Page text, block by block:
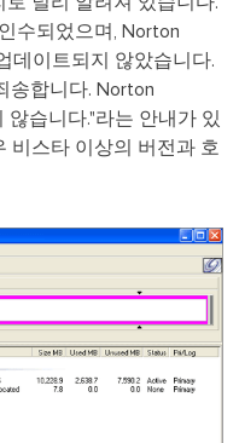
수되었으며, Norton
데이트되지 않았습니다.
송합니다. Norton
않습니다."라는 안내가 있
비스타 이상의 버전과 호